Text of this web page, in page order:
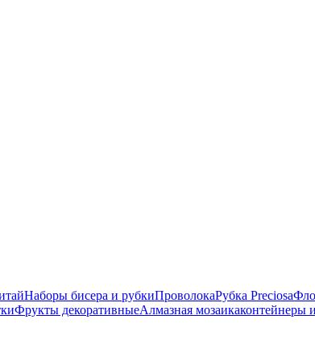
Наборы бисера и рубкиПроволокаРубка Preciosa
Фрукты декоративныеАлмазная мозаикаконтейнеры